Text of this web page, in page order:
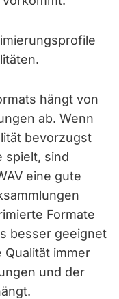
hängt von
ab. Wenn
bevorzugst
spielt, sind
eine gute
Formate
besser geeignet
Qualität immer
und der